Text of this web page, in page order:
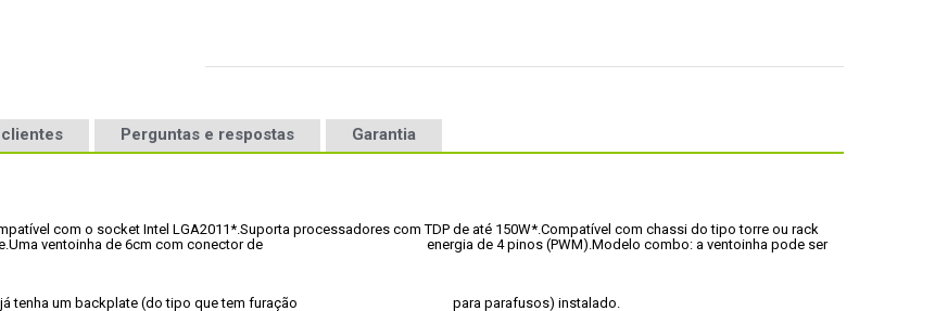
Perguntas e respostas Garantia
com o socket Intel LGA2011*.Suporta processadores com TDP de até 150W*.Compatível com chassi do tipo torre ou rack
Uma ventoinha de 6cm com conector de  						energia de 4 pinos (PWM).Modelo combo: a ventoinha pode ser
- Este cooler requer que a  						placa mãe já tenha um backplate (do tipo que tem furação  						para parafusos) instalado.